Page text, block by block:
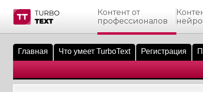
материалы
биржи
пользователи
сообщения
по форуму
Контент от
профессионалов
Главная Что умеет TurboText Регистрация